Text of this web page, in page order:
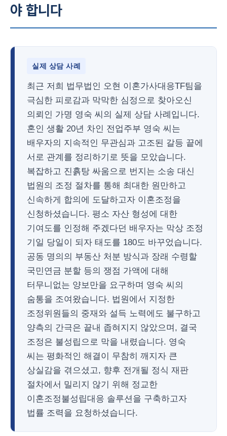
야 합니다
실제 상담 사례
최근 저희 법무법인 오현 이혼가사대응TF팀을
극심한 피로감과 막막한 심정으로 찾아오신
의뢰인 가명 영숙 씨의 실제 상담 사례입니다.
혼인 생활 20년 차인 전업주부 영숙 씨는
배우자의 지속적인 무관심과 고조된 갈등 끝에
서로 관계를 정리하기로 뜻을 모았습니다.
복잡하고 진흙탕 싸움으로 번지는 소송 대신
법원의 조정 절차를 통해 최대한 원만하고
신속하게 합의에 도달하고자 이혼조정을
신청하셨습니다. 평소 자산 형성에 대한
기여도를 인정해 주겠다던 배우자는 막상 조정
기일 당일이 되자 태도를 180도 바꾸었습니다.
공동 명의의 부동산 처분 방식과 장래 수령할
국민연금 분할 등의 쟁점 가액에 대해
터무니없는 양보만을 요구하며 영숙 씨의
숨통을 조여왔습니다. 법원에서 지정한
조정위원들의 중재와 설득 노력에도 불구하고
양측의 간극은 끝내 좁혀지지 않았으며, 결국
조정은 불성립으로 막을 내렸습니다. 영숙
씨는 평화적인 해결이 무참히 깨지자 큰
상실감을 겪으셨고, 향후 전개될 정식 재판
절차에서 밀리지 않기 위해 정교한
이혼조정불성립대응 솔루션을 구축하고자
법률 조력을 요청하셨습니다.